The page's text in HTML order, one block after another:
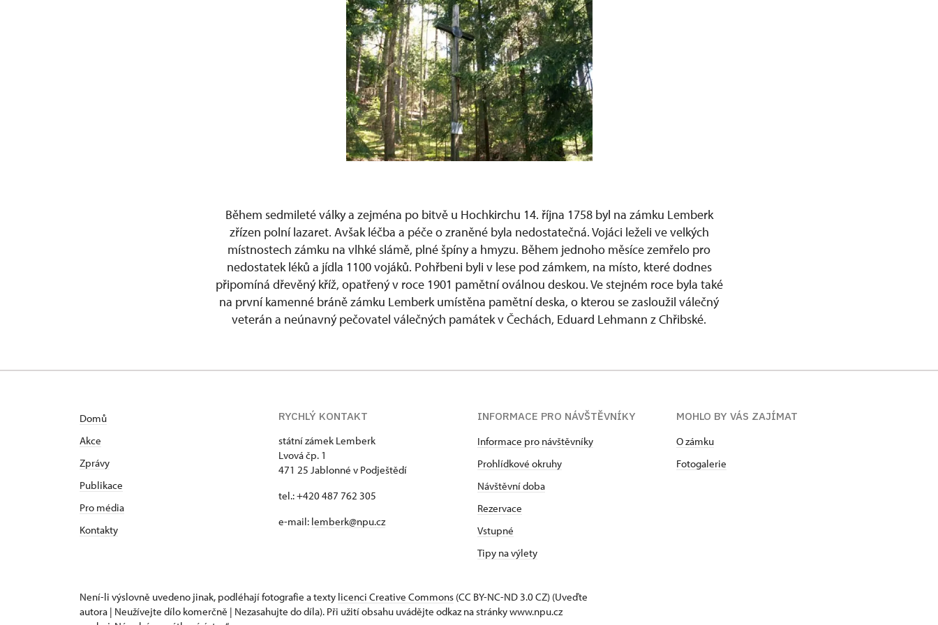
Během sedmileté války a zejména po bitvě u Hochkirchu 14. října 1758 byl na zámku Lemberk
zřízen polní lazaret. Avšak léčba a péče o zraněné byla nedostatečná. Vojáci leželi ve velkých
místnostech zámku na vlhké slámě, plné špíny a hmyzu. Během jednoho měsíce zemřelo pro
nedostatek léků a jídla 1100 vojáků. Pohřbeni byli v lese pod zámkem, na místo, které dodnes
připomíná dřevěný kříž, opatřený v roce 1901 pamětní oválnou deskou. Ve stejném roce byla také
na první kamenné bráně zámku Lemberk umístěna pamětní deska, o kterou se zasloužil válečný
veterán a neúnavný pečovatel válečných památek v Čechách, Eduard Lehmann z Chřibské.
Domů
Akce
Zprávy
Publikace
Pro média
Kontakty
RYCHLÝ KONTAKT
státní zámek Lemberk
Lvová čp. 1
471 25 Jablonné v Podještědí
tel.: +420 487 762 305
e-mail: lemberk@npu.cz
INFORMACE PRO NÁVŠTĚVNÍKY
Informace pro návštěvníky
Prohlídkové okruhy
Návštěvní doba
Rezervace
Vstupné
Tipy na výlety
MOHLO BY VÁS ZAJÍMAT
O zámku
Fotogalerie
Není-li výslovně uvedeno jinak, podléhají fotografie a texty licenci Creative Commons (CC BY-NC-ND 3.0 CZ) (Uveďte
autora | Neužívejte dílo komerčně | Nezasahujte do díla). Při užití obsahu uvádějte odkaz na stránky www.npu.cz